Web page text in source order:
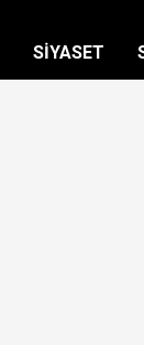
SİYASET